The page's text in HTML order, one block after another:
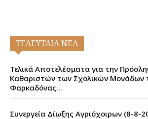
ΤΕΛΕΥΤΑΙΑ ΝΕΑ
Τελικά Αποτελέσματα για την
Καθαριστών των Σχολικών Μονάδων
Φαρκαδόνας...
Συνεργεία Δίωξης Αγριόχοιρων (8-8-